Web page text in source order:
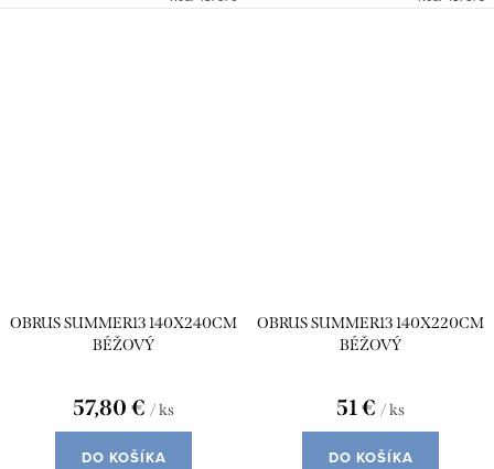
OBRUS SUMMER13 140X240CM
BÉŽOVÝ
57,80 € / ks
DO KOŠÍKA
OBRUS SUMMER13 140X220CM
BÉŽOVÝ
51 € / ks
DO KOŠÍKA